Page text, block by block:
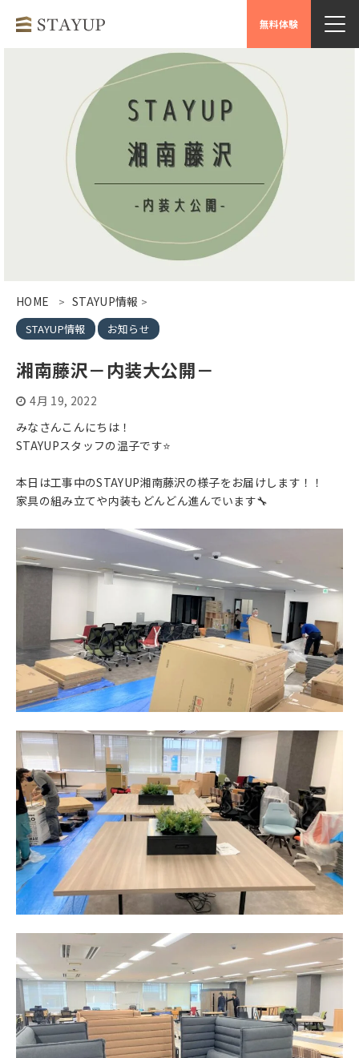
無料体験
HOME > STAYUP情報 >
STAYUP情報
お知らせ
湘南藤沢－内装大公開－
4月 19, 2022
みなさんこんにちは！
STAYUPスタッフの温子です⭐
本日は工事中のSTAYUP湘南藤沢の様子をお届けします！！
家具の組み立てや内装もどんどん進んでいます🔧